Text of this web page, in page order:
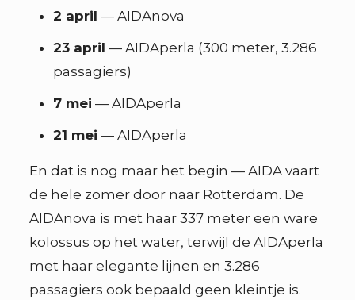
2 april — AIDAnova
23 april — AIDAperla (300 meter, 3.286
passagiers)
7 mei — AIDAperla
21 mei — AIDAperla
En dat is nog maar het begin — AIDA vaart
de hele zomer door naar Rotterdam. De
AIDAnova is met haar 337 meter een ware
kolossus op het water, terwijl de AIDAperla
met haar elegante lijnen en 3.286
passagiers ook bepaald geen kleintje is.